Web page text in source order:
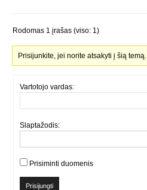
Rodomas 1 įrašas (viso: 1)
Prisijunkite, jei norite atsakyti į šią temą.
Vartotojo vardas:
Slaptažodis:
Prisiminti duomenis
Prisijungti